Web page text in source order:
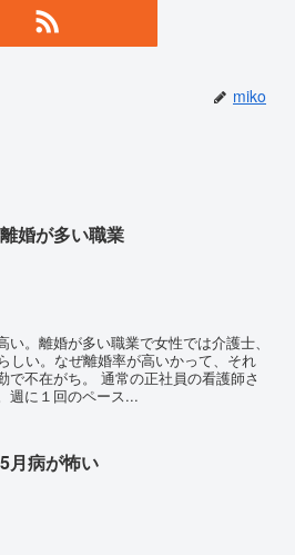
miko
離婚が多い職業
。離婚が多い職業で女性では介護士、
しい。なぜ離婚率が高いかって、それ
で不在がち。 通常の正社員の看護師さ
週に１回のペース...
5月病が怖い